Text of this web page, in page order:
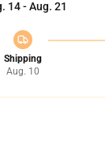
14 - Aug. 21
Shipping
Aug. 10